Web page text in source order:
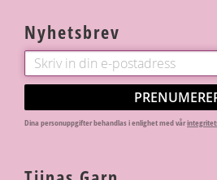
Nyhetsbrev
Dina personuppgifter behandlas i enlighet med vår